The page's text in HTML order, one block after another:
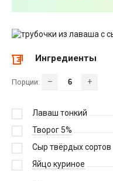
Ингредиенты
Порции: – +
Лаваш тонкий
Творог 5%
Сыр твёрдых сортов
Яйцо куриное